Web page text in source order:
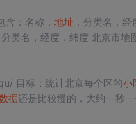
：名称， 地址
，分类名，经度，纬度 北
目标：统计北京每个区的小
据还是比较慢的，大约一秒